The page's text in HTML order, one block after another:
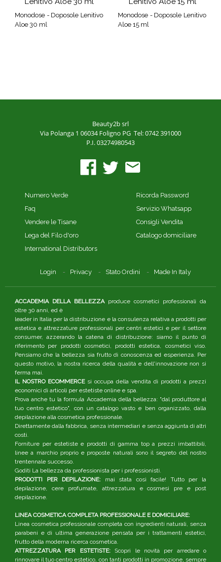
Monodose - Doposole Lenitivo
Aloe 30 ml
Monodose - Doposole Lenitivo
Aloe 15 ml
Beauty2b srl
Via Polanga 1 06034 Foligno PG Tel: 0742 391000
P.I. 03274980543
Numero Verde
Faq
Vendere le Tisane
Lega del Filo d'oro
International Distributors
Ricorda Password
Servizio Whatsapp
Consigli Vendita
Catalogo domiciliare
Login Privacy Stato Ordini Made In Italy
ACCADEMIA DELLA BELLEZZAproduce cosmetici professionali da
oltre 30 anni, ed è
leader in Italia per la distribuzione e la consulenza relativa a prodotti per
estetica e attrezzature professionali per centri estetici e per il settore
consumer, azzerando la catena di distribuzione: siamo il punto di
riferimento per prodotti cosmetici, prodotti estetica, cosmetici viso.
Pensiamo che la bellezza sia frutto di conoscenza ed esperienza. Per
questo motivo, la nostra ricerca della qualità e dell'innovazione non si
ferma mai.
IL NOSTRO ECOMMERCEsi occupa della vendita di prodotti a prezzi
economici di articoli per estetiste online e spa.
Prova anche tu la formula Accademia della bellezza: "dal produttore al
tuo centro estetico", con un catalogo vasto e ben organizzato, dalla
depilazione alla cosmetica professionale.
Direttamente dalla fabbrica, senza intermediari e senza aggiunta di altri
costi.
Forniture per estetiste e prodotti di gamma top a prezzi imbattibili,
linee a marchio proprio e proposte naturali sono il segreto del nostro
trentennale successo.
Goditi La bellezza da professionista per i professionisti.
PRODOTTI PER DEPILAZIONE: mai stata così facile! Tutto per la
depilazione, cere profumate, attrezzatura e cosmesi pre e post
depilazione.
LINEA COSMETICA COMPLETA PROFESSIONALE E DOMICILIARE:
Linea cosmetica professionale completa con ingredienti naturali, senza
parabeni e di ultima generazione pensata per i trattamenti estetici,
frutto della moderna ricerca cosmetica.
ATTREZZATURA PER ESTETISTE:Scopri le novità per arredare o
rinnovare il tuo centro estetico, con tanti prodotti in promozione, sempre